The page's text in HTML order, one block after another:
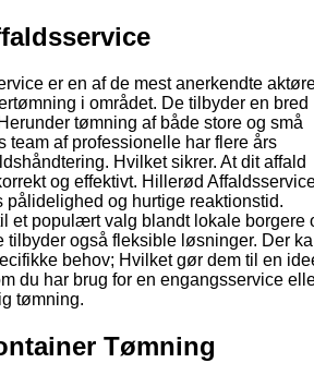
er en af de mest anerkendte
i området. De tilbyder en bred
tømning af både store og små
team af professionelle har flere års
Hvilket sikrer. At dit affald
og effektivt. Hillerød
pålidelighed og hurtige reaktionstid.
et populært valg blandt lokale borgere
tilbyder også fleksible løsninger. Der
behov; Hvilket gør dem til en
du har brug for en engangsservice
tømning.
Tømning